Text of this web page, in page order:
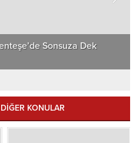
Sonsuza Dek
KONULAR